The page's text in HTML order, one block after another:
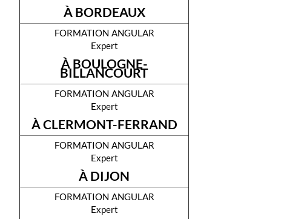
À BORDEAUX
formation angular
Expert
À BOULOGNE-
BILLANCOURT
formation angular
Expert
À CLERMONT-FERRAND
formation angular
Expert
À DIJON
formation angular
Expert